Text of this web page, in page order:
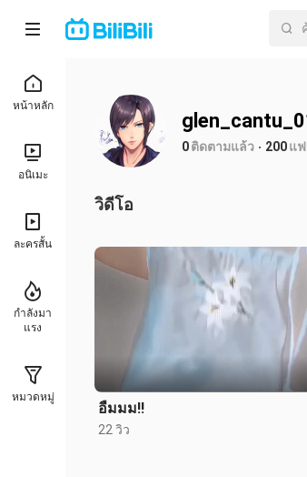
หน้าหลัก
อนิเมะ
ละครสั้น
กำลังมา
แรง
หมวดหมู่
0ติดตามแล้ว 200แ
วิดีโอ
อืมมม!!
22 วิว